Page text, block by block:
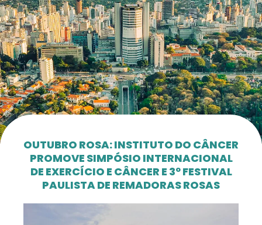
OUTUBRO ROSA: INSTITUTO DO CÂNCER
PROMOVE SIMPÓSIO INTERNACIONAL
DE EXERCÍCIO E CÂNCER E 3º FESTIVAL
PAULISTA DE REMADORAS ROSAS